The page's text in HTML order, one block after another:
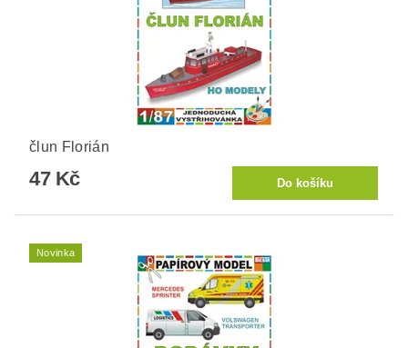
člun Florián
47 Kč
Novinka